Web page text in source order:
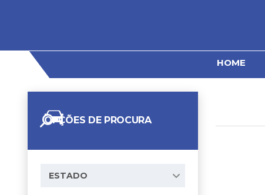
HOME
OPÇÕES DE PROCURA
ESTADO